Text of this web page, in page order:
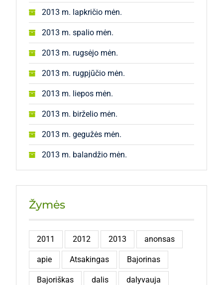
2013 m. lapkričio mėn.
2013 m. spalio mėn.
2013 m. rugsėjo mėn.
2013 m. rugpjūčio mėn.
2013 m. liepos mėn.
2013 m. birželio mėn.
2013 m. gegužės mėn.
2013 m. balandžio mėn.
Žymės
2011 2012 2013 anonsas
apie Atsakingas Bajorinas
Bajoriškas dalis dalyvauja